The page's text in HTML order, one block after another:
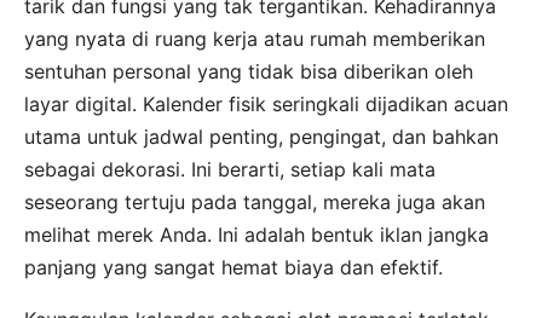
tarik dan fungsi yang tak tergantikan. Kehadirannya
yang nyata di ruang kerja atau rumah memberikan
sentuhan personal yang tidak bisa diberikan oleh
layar digital. Kalender fisik seringkali dijadikan acuan
utama untuk jadwal penting, pengingat, dan bahkan
sebagai dekorasi. Ini berarti, setiap kali mata
seseorang tertuju pada tanggal, mereka juga akan
melihat merek Anda. Ini adalah bentuk iklan jangka
panjang yang sangat hemat biaya dan efektif.